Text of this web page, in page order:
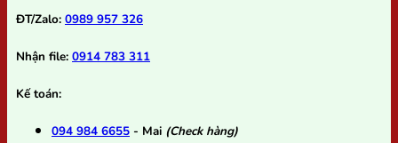
ĐT/Zalo: 0989 957 326
Nhận file: 0914 783 311
Kế toán:
094 984 6655 - Mai (Check hàng)